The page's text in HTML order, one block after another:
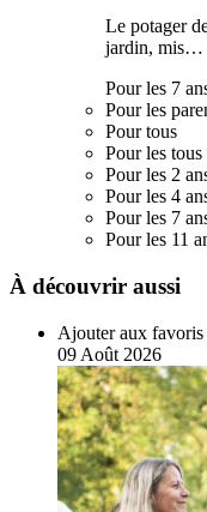
Le potager
jardin, mis…
Pour les 7
Pour les
Pour tous
Pour les tous
Pour les 2
Pour les 4
Pour les 7
Pour les 11
À découvrir aussi
Ajouter aux favoris
09 Août 2026